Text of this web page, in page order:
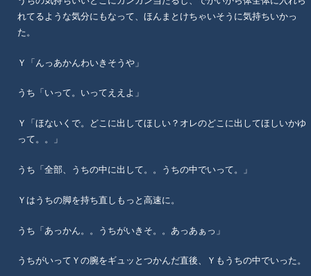
れてるような気分にもなって、ほんまとけちゃいそうに気持ちいかっ
た。
Ｙ「んっあかんわいきそうや」
うち「いって。いってええよ」
Ｙ「ほないくで。どこに出してほしい？オレのどこに出してほしいかゆ
って。。」
うち「全部、うちの中に出して。。うちの中でいって。」
Ｙはうちの脚を持ち直しもっと高速に。
うち「あっかん。。うちがいきそ。。あっあぁっ」
うちがいってＹの腕をギュッとつかんだ直後、Ｙもうちの中でいった。